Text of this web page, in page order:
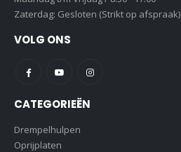
Zaterdag: Gesloten (Strikt op afspraak)
VOLG ONS
CATEGORIEËN
Drempelhulpen
Oprijplaten